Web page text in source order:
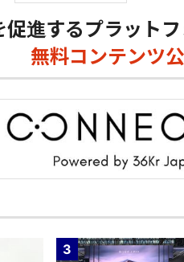
促進するプラット
無料コンテンツ
3